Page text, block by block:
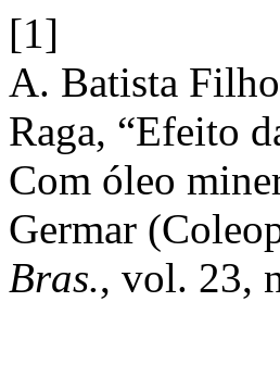
[1]
A. Batista
Raga, “Efeito
Com óleo
Germar
Bras., vol. 23,